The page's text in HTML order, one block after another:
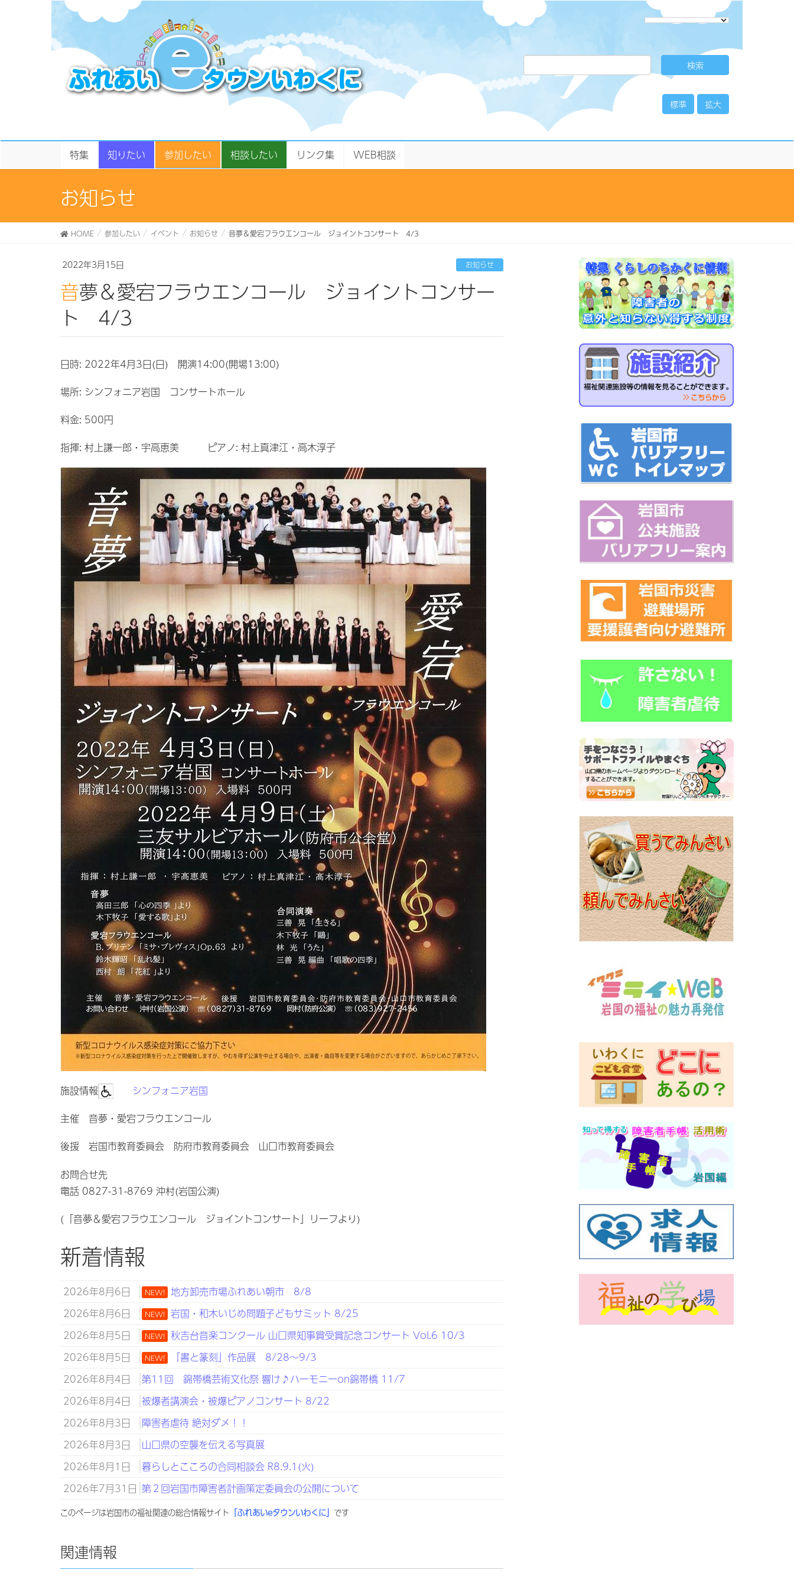
標準 拡大
特集 知りたい 参加したい 相談したい リンク集 WEB相談
お知らせ
HOME 参加したい イベント お知らせ 音夢＆愛宕フラウエンコール ジョイントコンサート 4/3
2022年3月15日 お知らせ
音夢＆愛宕フラウエンコール ジョイントコンサー
ト 4/3
日時: 2022年4月3日(日) 開演14:00(開場13:00)
場所: シンフォニア岩国 コンサートホール
料金: 500円
指揮: 村上謙一郎・宇高恵美 ピアノ: 村上真津江・高木淳子
施設情報
シンフォニア岩国
主催 音夢・愛宕フラウエンコール
後援 岩国市教育委員会 防府市教育委員会 山口市教育委員会
お問合せ先
電話 0827-31-8769 沖村(岩国公演)
(「音夢＆愛宕フラウエンコール ジョイントコンサート」リーフより)
新着情報
2026年8月6日 NEW! 地方卸売市場ふれあい朝市 8/8
2026年8月6日
NEW! 岩国・和木いじめ問題子どもサミット 8/25
2026年8月5日
NEW! 秋吉台音楽コンクール 山口県知事賞受賞記念コンサート Vol.6 10/3
2026年8月5日
NEW!
「書と篆刻」作品展 8/28～9/3
2026年8月4日
第11回 錦帯橋芸術文化祭 響け♪ハーモニーon錦帯橋 11/7
2026年8月4日
被爆者講演会・被爆ピアノコンサート 8/22
2026年8月3日
障害者虐待 絶対ダメ！！
2026年8月3日
山口県の空襲を伝える写真展
2026年8月1日
暮らしとこころの合同相談会 R8.9.1(火)
2026年7月31日 第２回岩国市障害者計画策定委員会の公開について
このページは岩国市の福祉関連の総合情報サイト 「ふれあいeタウンいわくに」 です
関連情報